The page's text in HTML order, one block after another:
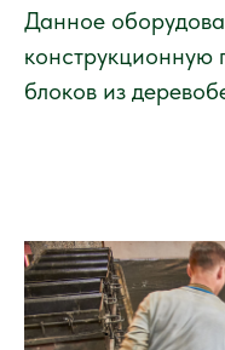
Данное
конструкционную
блоков из